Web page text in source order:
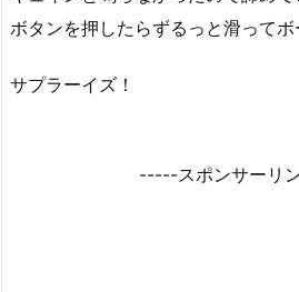
ボタンを押したらずるっと滑ってボ
サプラーイズ！
-----スポンサーリ